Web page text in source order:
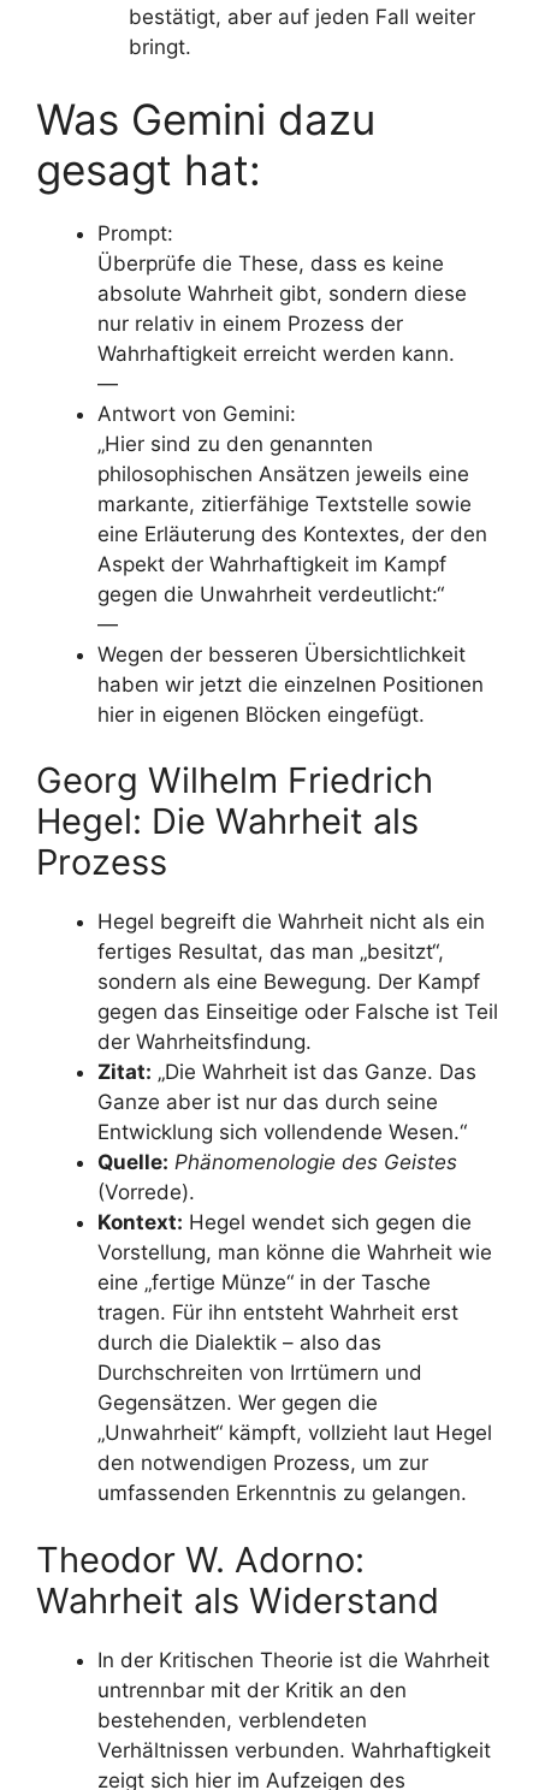
bestätigt, aber auf jeden Fall weiter
bringt.
Was Gemini dazu
gesagt hat:
Prompt:
Überprüfe die These, dass es keine
absolute Wahrheit gibt, sondern diese
nur relativ in einem Prozess der
Wahrhaftigkeit erreicht werden kann.
—
Antwort von Gemini:
„Hier sind zu den genannten
philosophischen Ansätzen jeweils eine
markante, zitierfähige Textstelle sowie
eine Erläuterung des Kontextes, der den
Aspekt der Wahrhaftigkeit im Kampf
gegen die Unwahrheit verdeutlicht:“
—
Wegen der besseren Übersichtlichkeit
haben wir jetzt die einzelnen Positionen
hier in eigenen Blöcken eingefügt.
Georg Wilhelm Friedrich
Hegel: Die Wahrheit als
Prozess
Hegel begreift die Wahrheit nicht als ein
fertiges Resultat, das man „besitzt“,
sondern als eine Bewegung. Der Kampf
gegen das Einseitige oder Falsche ist Teil
der Wahrheitsfindung.
Zitat: „Die Wahrheit ist das Ganze. Das
Ganze aber ist nur das durch seine
Entwicklung sich vollendende Wesen.“
Quelle: Phänomenologie des Geistes
(Vorrede).
Kontext: Hegel wendet sich gegen die
Vorstellung, man könne die Wahrheit wie
eine „fertige Münze“ in der Tasche
tragen. Für ihn entsteht Wahrheit erst
durch die Dialektik – also das
Durchschreiten von Irrtümern und
Gegensätzen. Wer gegen die
„Unwahrheit“ kämpft, vollzieht laut Hegel
den notwendigen Prozess, um zur
umfassenden Erkenntnis zu gelangen.
Theodor W. Adorno:
Wahrheit als Widerstand
In der Kritischen Theorie ist die Wahrheit
untrennbar mit der Kritik an den
bestehenden, verblendeten
Verhältnissen verbunden. Wahrhaftigkeit
zeigt sich hier im Aufzeigen des